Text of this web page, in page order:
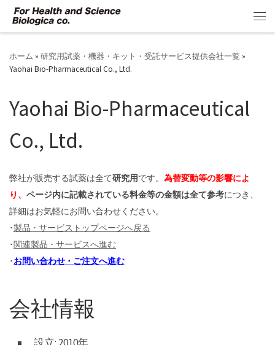
コンテンツへスキップ
ホーム » 研究用試薬・機器・キット・受託サービス提供会社一覧 »
Yaohai Bio-Pharmaceutical Co., Ltd.
Yaohai Bio-Pharmaceutical
Co., Ltd.
弊社が販売する試薬は全て研究用です。 為替変動等の影響によ
り、 ページ内に記載されている料金等の金額は全て参考につき、
詳細はお気軽にお問い合わせください。
･製品 ･ サービストップページへ戻る
･関連製品 ･ サービスへ進む
･お問い合わせ ･ ご注文へ進む
会社情報